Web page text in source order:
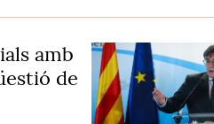
amb
de